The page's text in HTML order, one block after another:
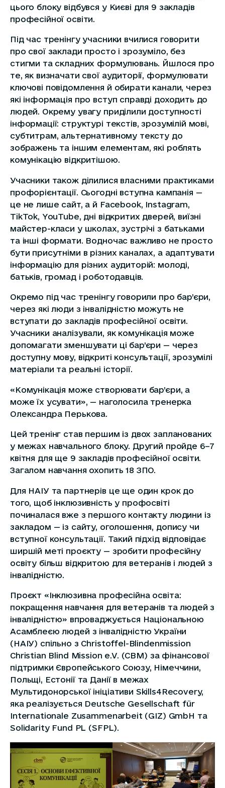
цього блоку відбувся у Києві для 9 закладів
професійної освіти.
Під час тренінгу учасники вчилися говорити
про свої заклади просто і зрозуміло, без
стигми та складних формулювань. Йшлося про
те, як визначати свої аудиторії, формулювати
ключові повідомлення й обирати канали, через
які інформація про вступ справді доходить до
людей. Окрему увагу приділили доступності
інформації: структурі текстів, зрозумілій мові,
субтитрам, альтернативному тексту до
зображень та іншим елементам, які роблять
комунікацію відкритішою.
Учасники також ділилися власними практиками
профорієнтації. Сьогодні вступна кампанія —
це не лише сайт, а й Facebook, Instagram,
TikTok, YouTube, дні відкритих дверей, виїзні
майстер-класи у школах, зустрічі з батьками
та інші формати. Водночас важливо не просто
бути присутніми в різних каналах, а адаптувати
інформацію для різних аудиторій: молоді,
батьків, громад і роботодавців.
Окремо під час тренінгу говорили про бар’єри,
через які люди з інвалідністю можуть не
вступати до закладів професійної освіти.
Учасники аналізували, як комунікація може
допомагати зменшувати ці бар’єри — через
доступну мову, відкриті консультації, зрозумілі
матеріали та реальні історії.
«Комунікація може створювати бар’єри, а
може їх усувати», — наголосила тренерка
Олександра Перькова.
Цей тренінг став першим із двох запланованих
у межах навчального блоку. Другий пройде 6–7
квітня для ще 9 закладів професійної освіти.
Загалом навчання охопить 18 ЗПО.
Для НАІУ та партнерів це ще один крок до
того, щоб інклюзивність у профосвіті
починалася вже з першого контакту людини із
закладом — із сайту, оголошення, допису чи
вступної консультації. Такий підхід відповідає
ширшій меті проєкту — зробити професійну
освіту більш відкритою для ветеранів і людей з
інвалідністю.
Проєкт «Інклюзивна професійна освіта:
покращення навчання для ветеранів та людей з
інвалідністю» впроваджується Національною
Асамблеєю людей з інвалідністю України
(НАІУ) спільно з Christoffel-Blindenmission
Christian Blind Mission e.V. (CBM) за фінансової
підтримки Європейського Союзу, Німеччини,
Польщі, Естонії та Данії в межах
Мультидонорської ініціативи Skills4Recovery,
яка реалізується Deutsche Gesellschaft für
Internationale Zusammenarbeit (GIZ) GmbH та
Solidarity Fund PL (SFPL).